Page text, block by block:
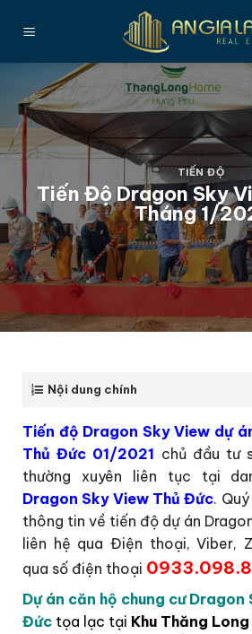
qua
TIẾN ĐỘ
Tiến Độ Dragon Sky
Tháng 1/
Nội dung chính
Tiến độ Dragon Sky View dự
Thủ Đức 01/2021 chủ đầu tư
thường xuyên liên tục tại
Dragon Sky View Thủ Đức.
thông tin về tiến độ dự án
liên hệ qua Điện thoại, Viber,
qua số điện thoại
Dự án căn hộ chung cư Dragon
Đức tọa lạc tại Khu Thăng